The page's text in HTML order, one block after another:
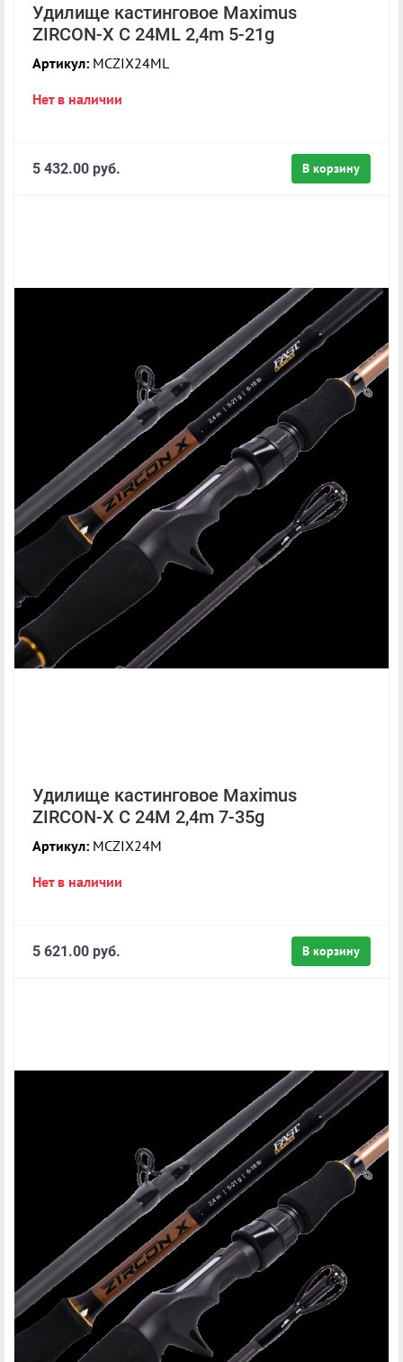
Удилище кастинговое Maximus
ZIRCON-X C 24ML 2,4m 5-21g
Артикул: MCZIX24ML
Нет в наличии
В корзину
5 432.00 руб.
Удилище кастинговое Maximus
ZIRCON-X C 24M 2,4m 7-35g
Артикул: MCZIX24M
Нет в наличии
В корзину
5 621.00 руб.